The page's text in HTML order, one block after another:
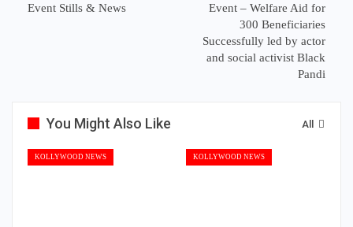
Event Stills & News
Event – Welfare Aid for
300 Beneficiaries
Successfully led by actor
and social activist Black
Pandi
All
You Might Also Like
KOLLYWOOD NEWS KOLLYWOOD NEWS